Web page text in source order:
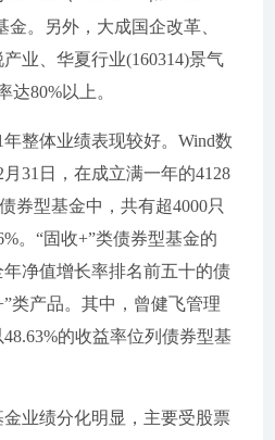
金。另外，大成国企改革、
业、华夏行业(160314)景气
达80%以上。
整体业绩表现较好。Wind数
31日，在成立满一年的4128
券型基金中，共有超4000只
。“固收+”类债券型基金的
净值增长率排名前五十的债
类产品。其中，曾健飞管理
的收益率位列债券型基
金业绩分化明显，主要受股票